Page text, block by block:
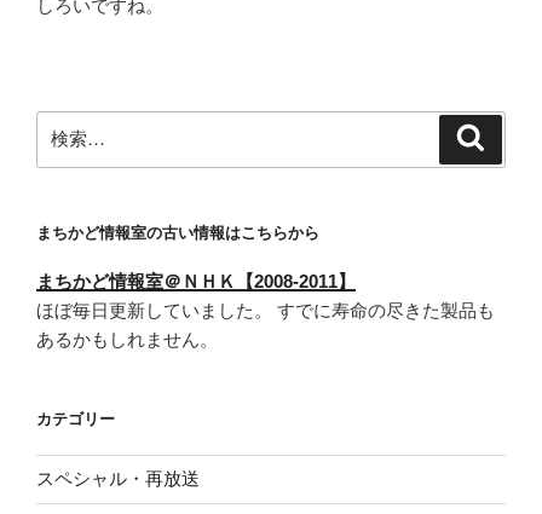
しろいですね。
索:
まちかど情報室の古い情報はこちらから
まちかど情報室＠ＮＨＫ【2008-2011】
ほぼ毎日更新していました。 すでに寿命の尽きた製品も
あるかもしれません。
カテゴリー
スペシャル・再放送